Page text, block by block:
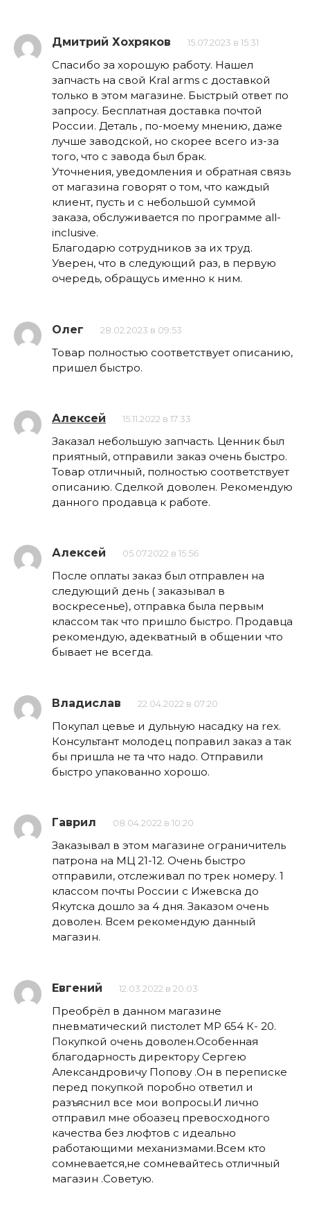
Дмитрий Хохряков 15.07.2023 в 15:31
Спасибо за хорошую работу. Нашел
запчасть на свой Kral arms с доставкой
только в этом магазине. Быстрый ответ по
запросу. Бесплатная доставка почтой
России. Деталь , по-моему мнению, даже
лучше заводской, но скорее всего из-за
того, что с завода был брак.
Уточнения, уведомления и обратная связь
от магазина говорят о том, что каждый
клиент, пусть и с небольшой суммой
заказа, обслуживается по программе all-
inclusive.
Благодарю сотрудников за их труд.
Уверен, что в следующий раз, в первую
очередь, обращусь именно к ним.
Олег 28.02.2023 в 09:53
Товар полностью соответствует описанию,
пришел быстро.
Алексей 15.11.2022 в 17:33
Заказал небольшую запчасть. Ценник был
приятный, отправили заказ очень быстро.
Товар отличный, полностью соответствует
описанию. Сделкой доволен. Рекомендую
данного продавца к работе.
Алексей 05.07.2022 в 15:56
После оплаты заказ был отправлен на
следующий день ( заказывал в
воскресенье), отправка была первым
классом так что пришло быстро. Продавца
рекомендую, адекватный в общении что
бывает не всегда.
Владислав 22.04.2022 в 07:20
Покупал цевье и дульную насадку на rex.
Консультант молодец поправил заказ а так
бы пришла не та что надо. Отправили
быстро упакованно хорошо.
Гаврил 08.04.2022 в 10:20
Заказывал в этом магазине ограничитель
патрона на МЦ 21-12. Очень быстро
отправили, отслеживал по трек номеру. 1
классом почты России с Ижевска до
Якутска дошло за 4 дня. Заказом очень
доволен. Всем рекомендую данный
магазин.
Евгений 12.03.2022 в 20:03
Преобрёл в данном магазине
пневматический пистолет МР 654 К- 20.
Покупкой очень доволен.Особенная
благодарность директору Сергею
Александровичу Попову .Он в переписке
перед покупкой поробно ответил и
разъяснил все мои вопросы.И лично
отправил мне обоазец превосходного
качества без люфтов с идеально
работающими механизмами.Всем кто
сомневается,не сомневайтесь отличный
магазин .Советую.